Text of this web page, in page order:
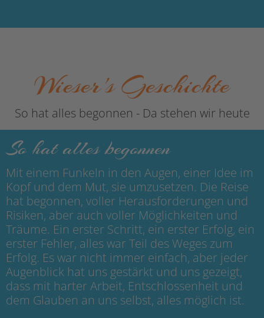
Wieser's Geschichte
So hat alles begonnen - Da stehen wir heute
So hat alles begonnen
Mit einem Funkeln in den Augen, einer Idee im
Kopf und dem Mut, sie umzusetzen. Die Reise
hat begonnen, voller Herausforderungen und
Risiken, aber auch voller Möglichkeiten und
Träume. Ein erster Schritt, ein erster Erfolg, ein
erster Fehler, alles war Teil des Weges zum
Erfolg. Es war nicht immer einfach, aber jeder
Augenblick hat uns gestärkt und uns gezeigt,
dass mit harter Arbeit, Entschlossenheit und
dem Glauben an uns selbst, alles möglich ist.